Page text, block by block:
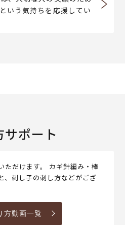
いう気持ちを応援してい
サポート
ただけます。 カギ針編み・棒
、刺し子の刺し方などがござ
方動画一覧